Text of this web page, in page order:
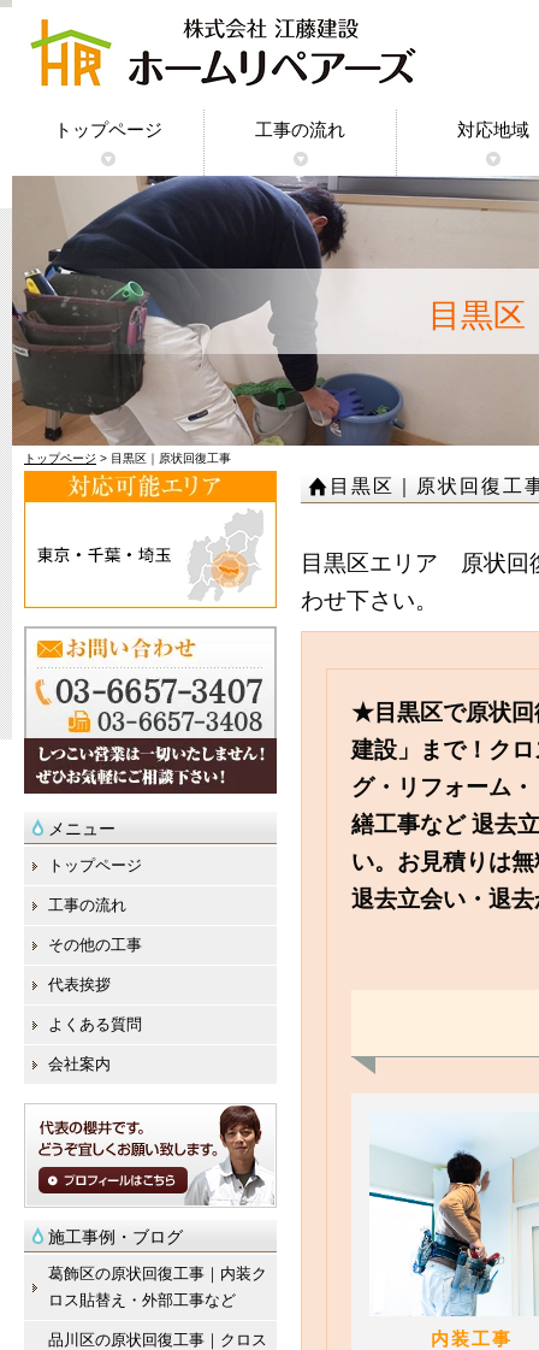
トップページ 工事の流れ 対応地域
東京都｜
千葉県｜
埼玉県｜
神奈川県｜
目黒区
トップページ > 目黒区｜原状回復工事
目黒区｜原状回復工
目黒区エリア 原状回
わせ下さい。
★目黒区で原状回
建設」まで！ク
グ・リフォーム
繕工事など 退去
い。お見積りは
退去立会い・退
内装工事
メニュー
トップページ
工事の流れ
その他の工事
代表挨拶
よくある質問
会社案内
施工事例・ブログ
葛飾区の原状回復工事｜内装ク
ロス貼替え・外部工事など
品川区の原状回復工事｜クロス